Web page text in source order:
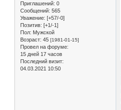
Приглашений: 0
Сообщений: 565
Уважение: [+57/-0]
Позитив: [+1/-1]
Пол: Мужской
Возраст: 45 [1981-01-15]
Провел на форуме:
15 дней 17 часов
Последний визит:
04.03.2021 10:50